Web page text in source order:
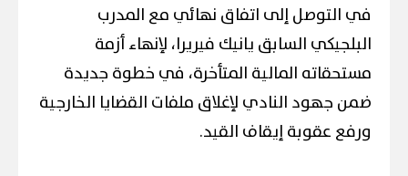
في التوصل إلى اتفاق نهائي مع المدرب
البلجيكي السابق يانيك فيريرا، لإنهاء أزمة
مستحقاته المالية المتأخرة، في خطوة جديدة
ضمن جهود النادي لإغلاق ملفات القضايا الخارجية
ورفع عقوبة إيقاف القيد.